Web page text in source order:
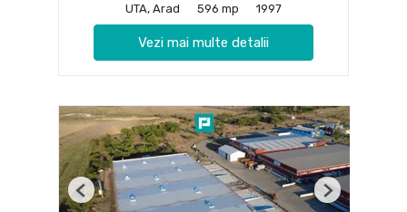
UTA, Arad
596 mp 1997
Vezi mai multe detalii
Previous Next